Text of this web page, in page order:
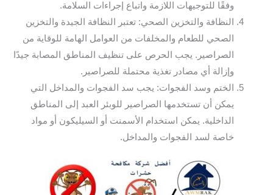
وفقًا للتوجيهات اللازمة واتباع إجراءات السلامة.
النظافة والتخزين الصحي: تعتبر النظافة الجيدة والتخزين
الصحي للطعام والمخلفات من العوامل الهامة للوقاية من
الصراصير. يجب الحرص على تنظيف المناطق المصابة جيدًا
وإزالة أي مصادر تغذية محتملة للصراصير.
الختم وسد الفجوات: يجب سد الفجوات والمداخل التي
يمكن أن تستخدمها الصراصير للوبئر العبد إلى المناطق
الداخلية. يمكن استخدام الأسمنت أو السيليكون أو مواد
خاصة لسد الفجوات والمداخل.